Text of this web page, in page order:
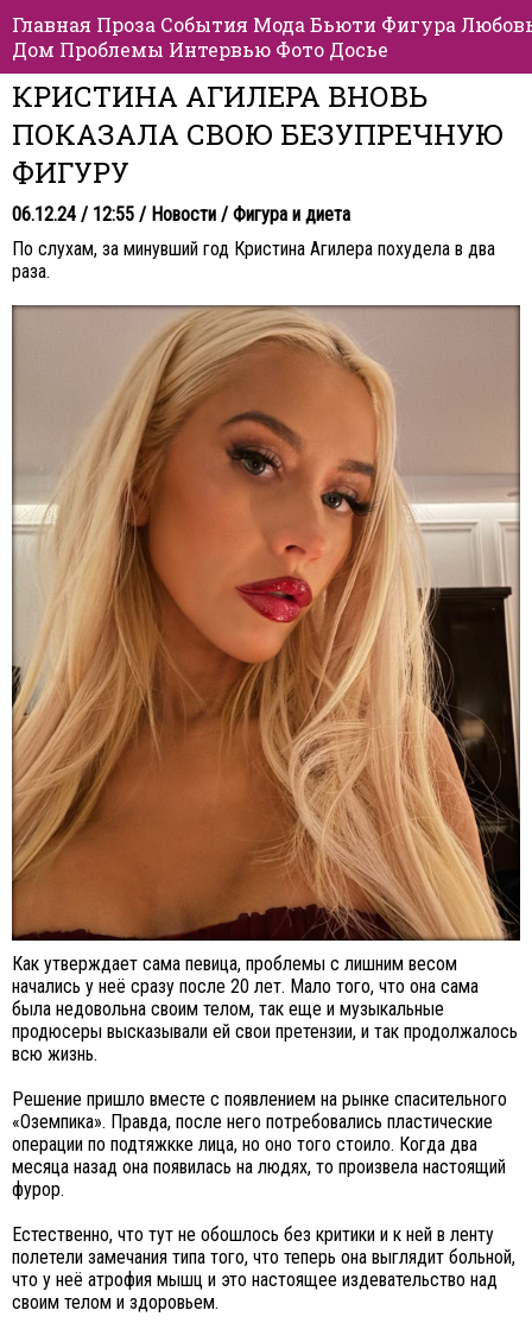
Главная Проза События Мода Бьюти Фигура
Дом Проблемы Интервью Фото Досье
КРИСТИНА АГИЛЕРА ВНОВЬ
ПОКАЗАЛА СВОЮ БЕЗУПРЕЧНУЮ
ФИГУРУ
06.12.24 / 12:55 / Новости / Фигура и диета
По слухам, за минувший год Кристина Агилера похудела в два
раза.
Как утверждает сама певица, проблемы с лишним весом
начались у неё сразу после 20 лет. Мало того, что она сама
была недовольна своим телом, так еще и музыкальные
продюсеры высказывали ей свои претензии, и так продолжалось
всю жизнь.
Решение пришло вместе с появлением на рынке спасительного
«Оземпика». Правда, после него потребовались пластические
операции по подтяжкке лица, но оно того стоило. Когда два
месяца назад она появилась на людях, то произвела настоящий
фурор.
Естественно, что тут не обошлось без критики и к ней в ленту
полетели замечания типа того, что теперь она выглядит больной,
что у неё атрофия мышц и это настоящее издевательство над
своим телом и здоровьем.